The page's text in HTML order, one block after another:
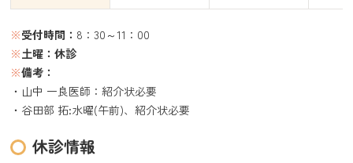
※受付時間： 8：30～11：00
※ 土曜：休診
※備考：
・山中 一良医師：紹介状必要
・谷田部 拓:水曜(午前)、紹介状必要
休診情報